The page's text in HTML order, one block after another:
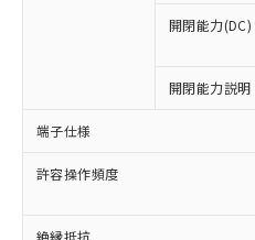
開閉能力(DC)
開閉能力説明
端子仕様
許容操作頻度
絶縁抵抗
ことをご了承く
在庫状況および
記載している更
タに基づき作成
覧された時点で
準価格とは異な
正式な納期状況
様のお取引先、
ムロン制御機器
いたものが、含有品
むを得ず変更するこ
*EU RoHS指令（10物質）：
鉛(Pb) 1000ppm以下、 水
六価クロム(Cr(Ⅵ))
類(PBB) 1000ppm以下、ポ
(PBDE) 1000ppm以下、フ
ル) (DEHP)(別名：DOP)
ルベンジル（BBP）
（DBP） 1000ppm以下、
(DIBP) 1000ppm以下
基準値を超えている
「－」：未確認です
ム) : 100ppm、
Cr(Ⅵ)(六価クロム) :
ニル類) : 1000ppm、
ル類) : 1000ppm、
DBP(フタル酸ジブチル) :
イソブチル) : 1000ppm、
ル) : 1000ppm、
当社は、これら
為替および外国
（以下｢規制貨
または国外への
国政府の輸出許
可)を取得する
当社は規制貨物
全に破砕するな
いよう必要な手
説明
○ 一定数以上
一定数には